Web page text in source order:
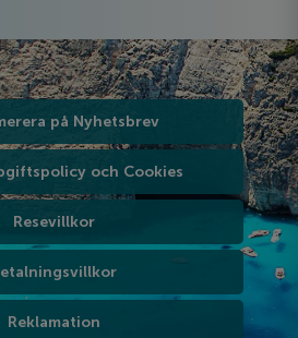
på Nyhetsbrev
och Cookies
Resevillkor
Reklamation